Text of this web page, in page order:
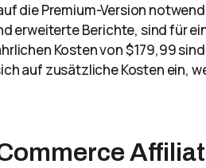
die Premium-Version
erweiterte Berichte, sind für
Kosten von $179,99
auf zusätzliche Kosten ein,